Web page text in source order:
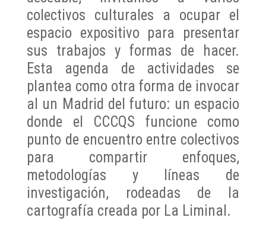
colectivos culturales a ocupar el
espacio expositivo para presentar
sus trabajos y formas de hacer.
Esta agenda de actividades se
plantea como otra forma de invocar
al un Madrid del futuro: un espacio
donde el CCCQS funcione como
punto de encuentro entre colectivos
para compartir enfoques,
metodologías y líneas de
investigación, rodeadas de la
cartografía creada por La Liminal.